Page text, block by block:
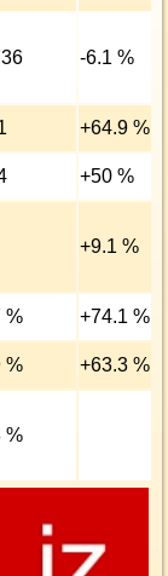
-6.1 %
+64.9 %
+50 %
+9.1 %
% +74.1 %
% +63.3 %
%